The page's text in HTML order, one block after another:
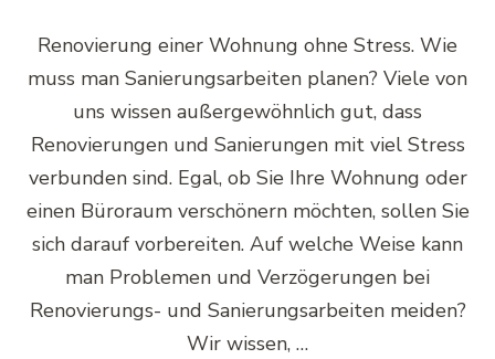
Renovierung einer Wohnung ohne Stress. Wie
muss man Sanierungsarbeiten planen? Viele von
uns wissen außergewöhnlich gut, dass
Renovierungen und Sanierungen mit viel Stress
verbunden sind. Egal, ob Sie Ihre Wohnung oder
einen Büroraum verschönern möchten, sollen Sie
sich darauf vorbereiten. Auf welche Weise kann
man Problemen und Verzögerungen bei
Renovierungs- und Sanierungsarbeiten meiden?
Wir wissen, …